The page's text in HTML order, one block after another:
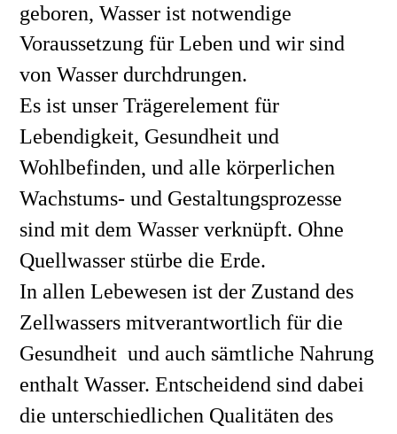
geboren, Wasser ist notwendige
Voraussetzung für Leben und wir sind
von Wasser durchdrungen.
Es ist unser Trägerelement für
Lebendigkeit, Gesundheit und
Wohlbefinden, und alle körperlichen
Wachstums- und Gestaltungsprozesse
sind mit dem Wasser verknüpft. Ohne
Quellwasser stürbe die Erde.
In allen Lebewesen ist der Zustand des
Zellwassers mitverantwortlich für die
Gesundheit  und auch sämtliche Nahrung
enthalt Wasser. Entscheidend sind dabei
die unterschiedlichen Qualitäten des